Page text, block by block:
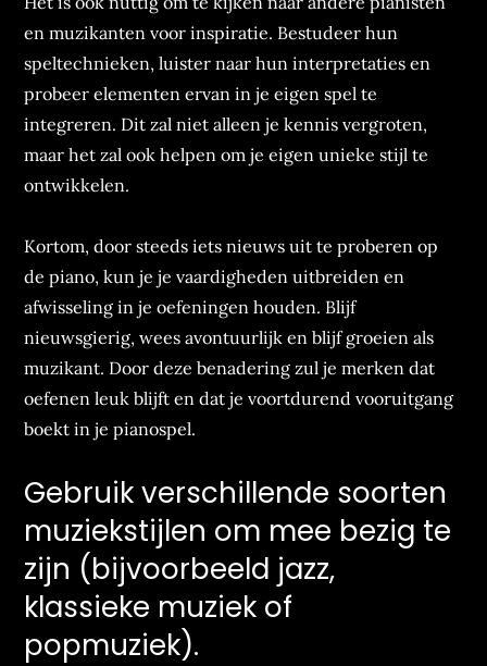
en muzikanten voor inspiratie. Bestudeer hun
speltechnieken, luister naar hun interpretaties en
probeer elementen ervan in je eigen spel te
integreren. Dit zal niet alleen je kennis vergroten,
maar het zal ook helpen om je eigen unieke stijl te
ontwikkelen.
Kortom, door steeds iets nieuws uit te proberen op
de piano, kun je je vaardigheden uitbreiden en
afwisseling in je oefeningen houden. Blijf
nieuwsgierig, wees avontuurlijk en blijf groeien als
muzikant. Door deze benadering zul je merken dat
oefenen leuk blijft en dat je voortdurend vooruitgang
boekt in je pianospel.
Gebruik verschillende soorten
muziekstijlen om mee bezig te
zijn (bijvoorbeeld jazz,
klassieke muziek of
popmuziek).